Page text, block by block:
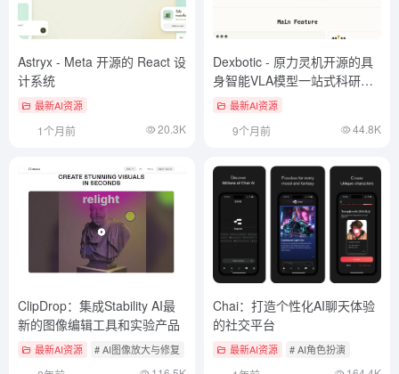
Astryx - Meta 开源的 React 设
计系统
最新AI资源
1个月前 20.3K
Dexbotic - 原力灵机开源的具
身智能VLA模型一站式科研服
务平台
最新AI资源
9个月前 44.8K
ClipDrop：集成Stability AI最
新的图像编辑工具和实验产品
最新AI资源 # AI图像放大与修复 # AI图像风格控制 # AI抠图改背景
Chai：打造个性化AI聊天体验
的社交平台
最新AI资源 # AI角色扮演